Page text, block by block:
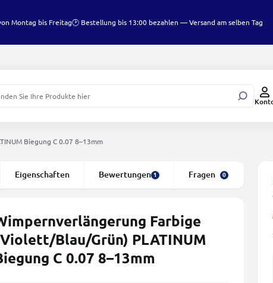
Montag bis Freitag🕑 Bestellung bis 13:00 bezahlen — Versand am selben Tag
Biegung C 0.07 8–13mm
Eigenschaften Bewertungen 1 Fragen 0
Farbige
Blau/Grün) PLATINUM
C 0.07 8–13mm